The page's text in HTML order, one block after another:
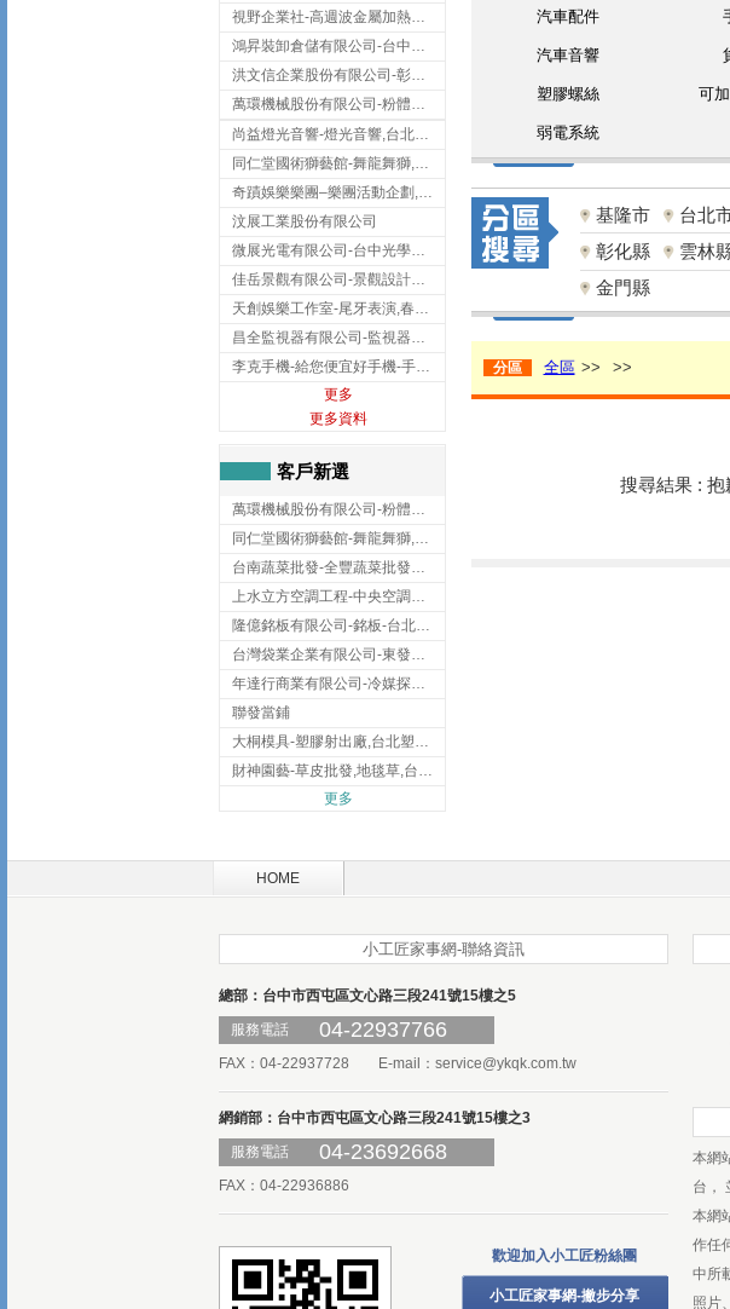
視野企業社-高週波金屬加熱設備,彰化高週波金屬加熱設備
鴻昇裝卸倉儲有限公司-台中貨櫃裝卸
洪文信企業股份有限公司-彰化鋅合金鑄造,彰化五金加工,彰化五金配件
萬環機械股份有限公司-粉體塗裝設備,輸送機,輸送機設備,台南輸送機
尚益燈光音響-燈光音響,台北燈光音響,台北燈光音響出租
同仁堂國術獅藝館-舞龍舞獅,台中舞龍舞獅
奇蹟娛樂樂團–樂團活動企劃,台中樂團表演,台中婚禮樂團
汶展工業股份有限公司
微展光電有限公司-台中光學鍍膜,optical filter taiwan,台灣光學鍍膜
佳岳景觀有限公司-景觀設計公司,台北景觀設計,台北景觀工程,中山區景觀設計
天創娛樂工作室-尾牙表演,春酒表演,板橋尾牙表演
昌全監視器有限公司-監視器安裝,高雄監視器安裝,鳳山區監視器安裝
李克手機-給您便宜好手機-手機收購,屏東手機收購
更多
更多資料
客戶新選
萬環機械股份有限公司-粉體塗裝設備,輸送機,輸送機設備,台南輸送機
同仁堂國術獅藝館-舞龍舞獅,台中舞龍舞獅
台南蔬菜批發-全豐蔬菜批發專送/台南蔬菜箱宅配到府
上水立方空調工程-中央空調規劃,台北中央空調規劃
隆億銘板有限公司-銘板-台北銘板-板橋銘板
台灣袋業企業有限公司-東發企業社/台中太空袋/太空包
年達行商業有限公司-冷媒探漏儀,壓力錶組,真空泵浦,台北冷凍空調材料
聯發當鋪
大桐模具-塑膠射出廠,台北塑膠射出廠
財神園藝-草皮批發,地毯草,台北草,彰化地毯草,彰化台北草
更多
汽車配件
汽車音響
塑膠螺絲 可
弱電系統
基隆市 台北
彰化縣
雲林
金門縣
分區 全區 >> >>
搜尋結果 :
HOME
小工匠家事網-聯絡資訊
總部：台中市西屯區文心路三段241號15樓之5
服務電話
04-22937766
FAX：04-22937728 E-mail： service@ykqk.com.tw
網銷部：台中市西屯區文心路三段241號15樓之3
服務電話
04-23692668
FAX：04-22936886
歡迎加入小工匠粉絲團
小工匠家事網-撇步分享
本網
台，
本網
作任
中所
照片